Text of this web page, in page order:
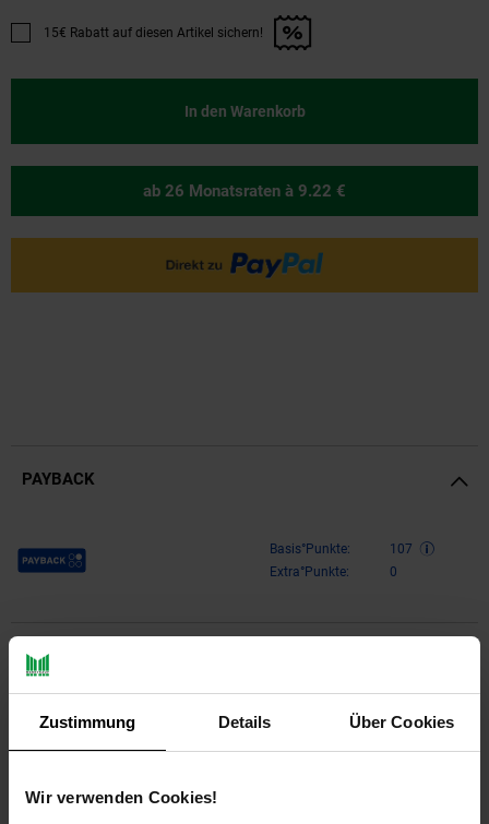
Zustimmung Details Über Cookies
Wir verwenden Cookies!
Promotion "15€ Rabatt auf diesen Artikel sichern!" anwenden
15€ Rabatt auf diesen Artikel sichern!
In den Warenkorb
ab 26 Monatsraten à 9.22 €
PAYBACK
Payback Punkte Basis°Punkte:
107
Extra°Punkte:
0
Produktbeschreibung
Design